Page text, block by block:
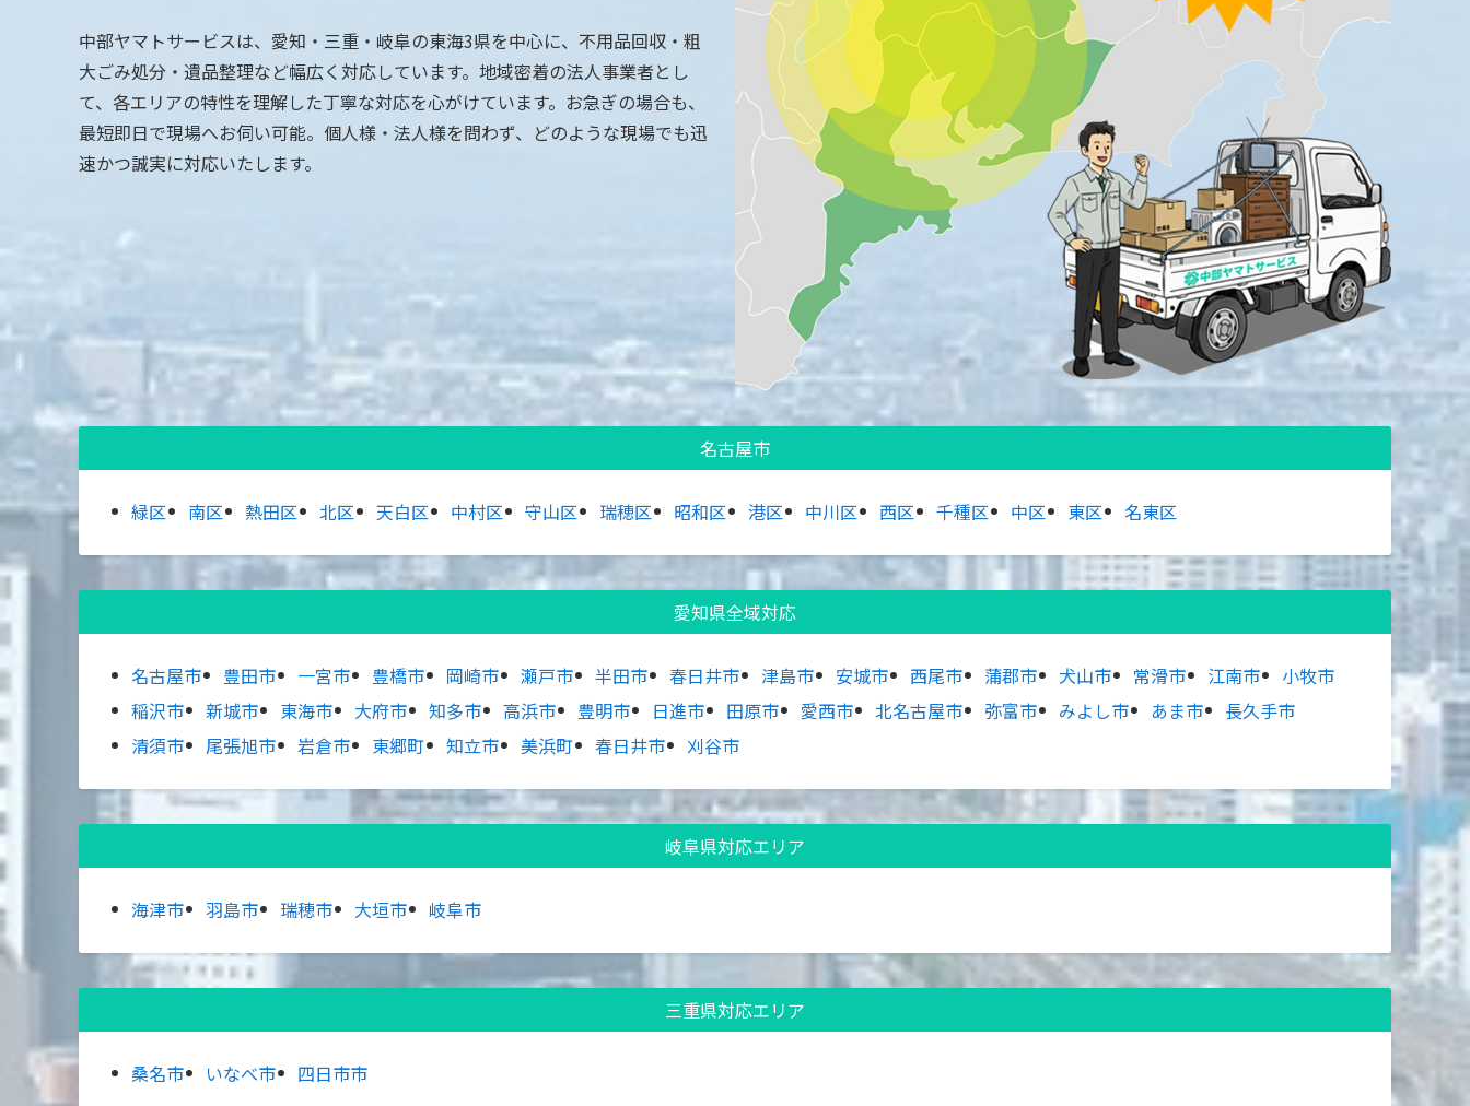
中部ヤマトサービスは、愛知・三重・岐阜の東海3県を中心に、不用品回収・粗
大ごみ処分・遺品整理など幅広く対応しています。地域密着の法人事業者とし
て、各エリアの特性を理解した丁寧な対応を心がけています。お急ぎの場合も、
最短即日で現場へお伺い可能。個人様・法人様を問わず、どのような現場でも迅
速かつ誠実に対応いたします。
名古屋市
緑区 南区 熱田区 北区 天白区 中村区 守山区 瑞穂区 昭和区 港区 中川区 西区 千種区 中区 東区 名東区
愛知県全域対応
名古屋市 豊田市 一宮市 豊橋市 岡崎市 瀬戸市 半田市 春日井市 津島市 安城市 西尾市 蒲郡市 犬山市 常滑市 江南市
小牧市
稲沢市
新城市 東海市 大府市 知多市 高浜市 豊明市 日進市 田原市 愛西市 北名古屋市 弥富市 みよし市 あま市
長久手市
清須市
尾張旭市 岩倉市 東郷町 知立市 美浜町 春日井市 刈谷市
岐阜県対応エリア
海津市 羽島市 瑞穂市 大垣市 岐阜市
三重県対応エリア
桑名市 いなべ市 四日市市